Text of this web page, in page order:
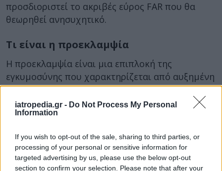
iatropedia.gr - Do Not Process My Personal
Information
If you wish to opt-out of the sale, sharing to third parties, or
processing of your personal or sensitive information for
targeted advertising by us, please use the below opt-out
section to confirm your selection. Please note that after your
προσδιοριστεί το ακριβές εύρος FAR που θα
θεωρηθεί ανησυχητικό.
Τι είναι η προεκλαμψία
Η προεκλαμψία είναι μια επιπλοκή της
εγκυμοσύνης που χαρακτηρίζεται από αυξημένη
αρτηριακή πίεση και υψηλά επίπεδα πρωτεΐνης
στα ούρα ή άλλα σημάδια βλάβης οργάνων.
20 εβδομάδες εγκυμοσύνης, στο δεύτερο
τρίμηνο, και, αν αφεθεί χωρίς θεραπεία, μπορεί
να γίνει σοβαρή ή και θανατηφόρα τόσο για τη